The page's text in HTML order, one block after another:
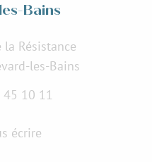
Bains
la Résistance
les-Bains
10 11
écrire